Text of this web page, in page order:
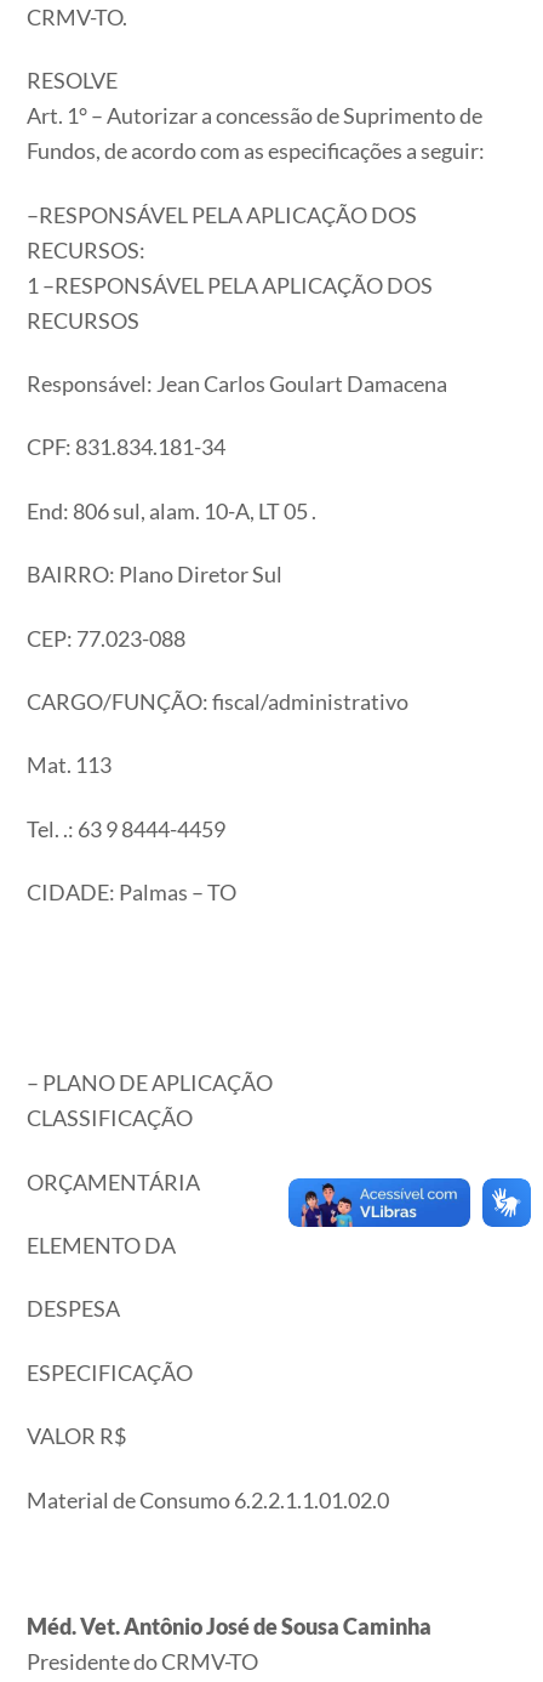
CRMV-TO.
RESOLVE
Art. 1° – Autorizar a concessão de Suprimento de
Fundos, de acordo com as especificações a seguir:
–RESPONSÁVEL PELA APLICAÇÃO DOS
RECURSOS:
1 –RESPONSÁVEL PELA APLICAÇÃO DOS
RECURSOS
Responsável: Jean Carlos Goulart Damacena
CPF: 831.834.181-34
End: 806 sul, alam. 10-A, LT 05 .
BAIRRO: Plano Diretor Sul
CEP: 77.023-088
CARGO/FUNÇÃO: fiscal/administrativo
Mat. 113
Tel. .: 63 9 8444-4459
CIDADE: Palmas – TO
– PLANO DE APLICAÇÃO
CLASSIFICAÇÃO
ORÇAMENTÁRIA
ELEMENTO DA
DESPESA
ESPECIFICAÇÃO
VALOR R$
Material de Consumo 6.2.2.1.1.01.02.0
Méd. Vet. Antônio José de Sousa Caminha
Presidente do CRMV-TO